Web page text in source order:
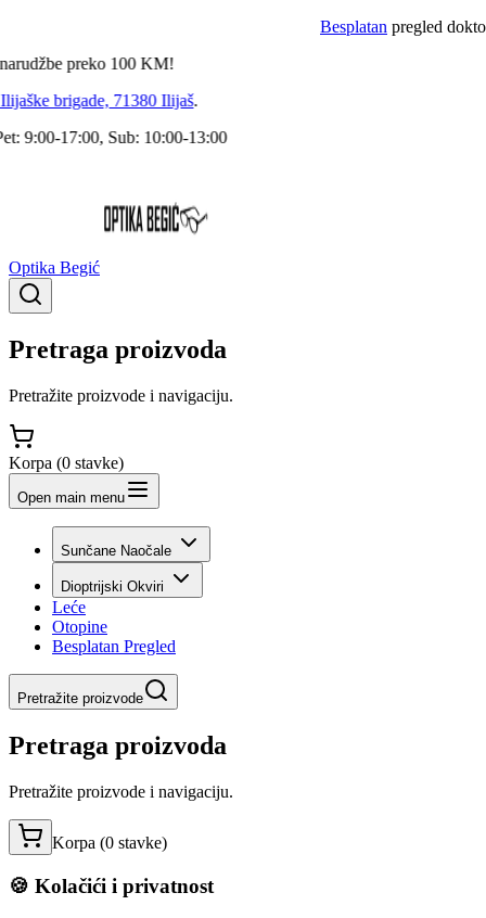
Besplatan pregled doktora
preko 100KM!
brigade, 71380 Ilijaš.
17:00, Sub: 10:00-13:00
Optika Begić
Pretraga proizvoda
Pretražite proizvode i navigaciju.
Korpa (0 stavke)
Open main menu
Sunčane Naočale
Dioptrijski Okviri
Leće
Otopine
Besplatan Pregled
Pretražite proizvode
Pretraga proizvoda
Pretražite proizvode i navigaciju.
Korpa (0 stavke)
🍪 Kolačići i privatnost